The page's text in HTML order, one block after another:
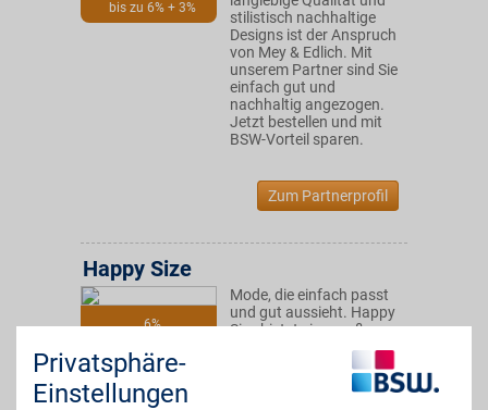
bis zu 6% + 3%
stilistisch nachhaltige
Designs ist der Anspruch
von Mey & Edlich. Mit
unserem Partner sind Sie
einfach gut und
nachhaltig angezogen.
Jetzt bestellen und mit
BSW-Vorteil sparen.
Zum Partnerprofil
6%
Happy Size
Mode, die einfach passt
und gut aussieht. Happy
Size bietet eine große
Auswahl an aktueller
Damenmode in starken
Größen mit bequemen
Privatsphäre-
Einstellungen